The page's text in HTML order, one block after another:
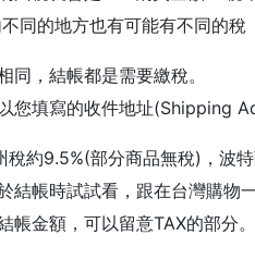
同的地方也有可能有不同的稅
同，結帳都是需要繳稅。
您填寫的收件地址(Shipping
稅約9.5%(部分商品無稅)，波
結帳時試試看，跟在台灣購物
帳金額，可以留意TAX的部分。